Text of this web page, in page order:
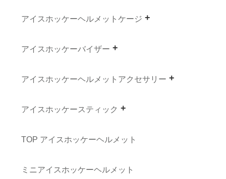
アイスホッケーヘルメットケージ
アイスホッケーバイザー
アイスホッケーヘルメットアクセサリー
アイスホッケースティック
TOP アイスホッケーヘルメット
ミニアイスホッケーヘルメット